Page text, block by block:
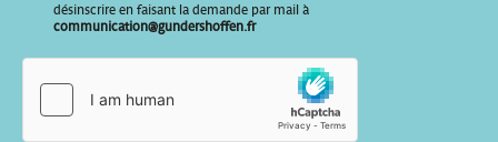
l
désinscrire en faisant la demande par mail à
communication@gundershoffen.fr